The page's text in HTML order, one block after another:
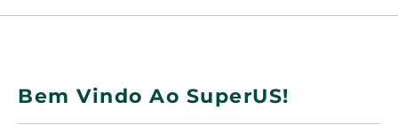
Bem Vindo Ao SuperUS!